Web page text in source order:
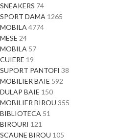
SNEAKERS 74
SPORT DAMA 1265
MOBILA 4774
MESE 24
MOBILA 57
CUIERE 19
SUPORT PANTOFI 38
MOBILIER BAIE 592
DULAP BAIE 150
MOBILIER BIROU 355
BIBLIOTECA 51
BIROURI 121
SCAUNE BIROU 105